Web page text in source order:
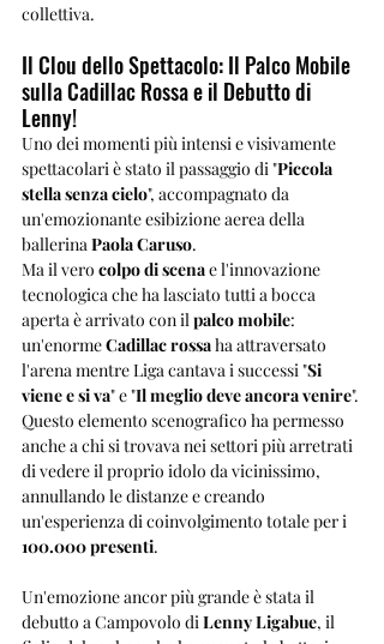
collettiva.
Il Clou dello Spettacolo: Il Palco Mobile
sulla Cadillac Rossa e il Debutto di
Lenny!
Uno dei momenti più intensi e visivamente
spettacolari è stato il passaggio di "Piccola
stella senza cielo", accompagnato da
un'emozionante esibizione aerea della
ballerina Paola Caruso.
Ma il vero colpo di scena e l'innovazione
tecnologica che ha lasciato tutti a bocca
aperta è arrivato con il palco mobile:
un'enorme Cadillac rossa ha attraversato
l'arena mentre Liga cantava i successi "Si
viene e si va" e "Il meglio deve ancora venire".
Questo elemento scenografico ha permesso
anche a chi si trovava nei settori più arretrati
di vedere il proprio idolo da vicinissimo,
annullando le distanze e creando
un'esperienza di coinvolgimento totale per i
100.000 presenti.
Un'emozione ancor più grande è stata il
debutto a Campovolo di Lenny Ligabue, il